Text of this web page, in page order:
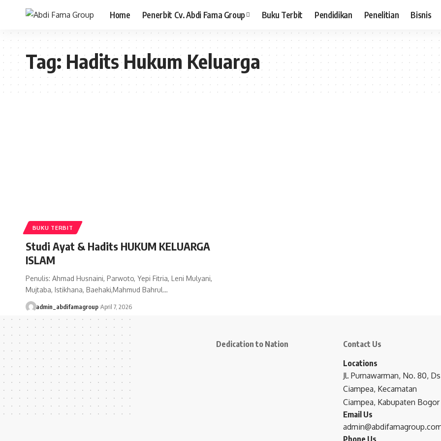
Home Penerbit Cv. Abdi Fama Group Buku Terbit Pendidikan Penelitian Bisnis
Tag:Hadits Hukum Keluarga
BUKU TERBIT
Studi Ayat & Hadits HUKUM KELUARGA
ISLAM
Penulis: Ahmad Husnaini, Parwoto, Yepi Fitria, Leni Mulyani,
Mujtaba, Istikhana, Baehaki,Mahmud Bahrul…
admin_abdifamagroup April 7, 2026
Dedication to Nation
Contact Us
Locations
Jl. Purnawarman, No. 80,
Ciampea, Kecamatan
Ciampea, Kabupaten Bogor
Email Us
Phone Us